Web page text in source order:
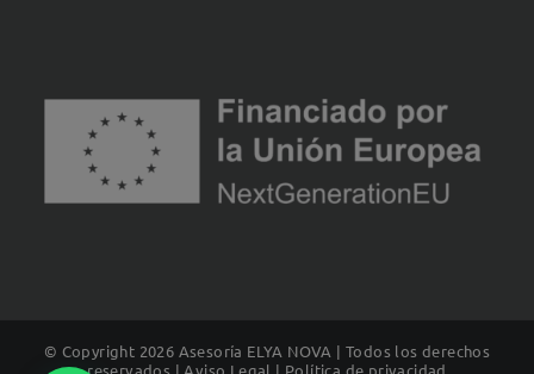
© Copyright 2026 Asesoría ELYA NOVA | Todos los derechos
reservados | Aviso Legal | Política de privacidad